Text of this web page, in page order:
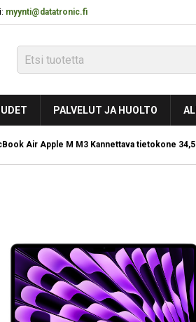
myynti@datatronic.fi
PALVELUT JA HUOLTO
Air Apple M M3 Kannettava tietokone 34,5